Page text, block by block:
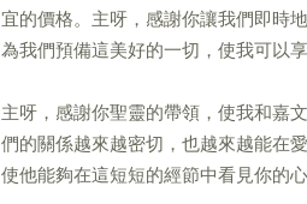
宜的價格。主呀，感謝你讓我們即時
為我們預備這美好的一切，使我可以
主呀，感謝你聖靈的帶領，使我和嘉
們的關係越來越密切，也越來越能在
使他能夠在這短短的經節中看見你的